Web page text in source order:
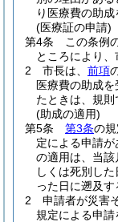
り医療費の助成
(医療証の申請)
第4条
この条例
ところにより、
2
市長は、 前項
医療費の助成
たときは、規則
(助成の適用)
第5条
第3条の規
定による申請が
の適用は、当
しくは死別し
った日に遡及す
2
申請者が災害
規定による申請